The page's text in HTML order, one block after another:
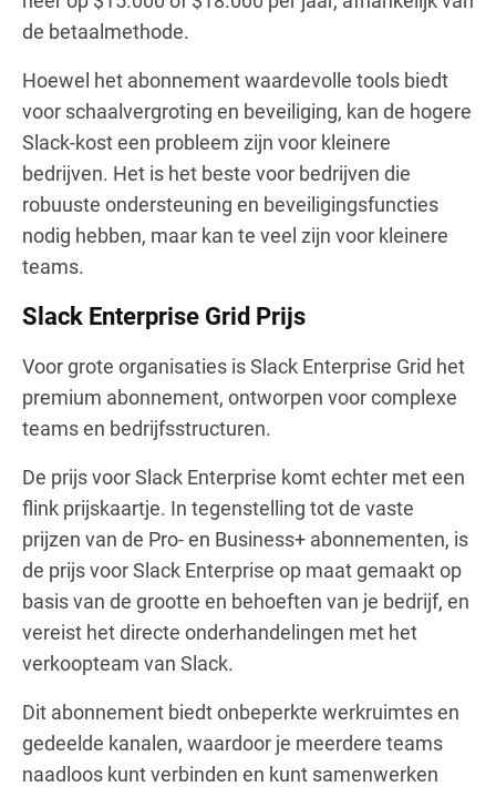
de betaalmethode.
Hoewel het abonnement waardevolle tools biedt
voor schaalvergroting en beveiliging, kan de hogere
Slack-kost een probleem zijn voor kleinere
bedrijven. Het is het beste voor bedrijven die
robuuste ondersteuning en beveiligingsfuncties
nodig hebben, maar kan te veel zijn voor kleinere
teams.
Slack Enterprise Grid Prijs
Voor grote organisaties is Slack Enterprise Grid het
premium abonnement, ontworpen voor complexe
teams en bedrijfsstructuren.
De prijs voor Slack Enterprise komt echter met een
flink prijskaartje. In tegenstelling tot de vaste
prijzen van de Pro- en Business+ abonnementen, is
de prijs voor Slack Enterprise op maat gemaakt op
basis van de grootte en behoeften van je bedrijf, en
vereist het directe onderhandelingen met het
verkoopteam van Slack.
Dit abonnement biedt onbeperkte werkruimtes en
gedeelde kanalen, waardoor je meerdere teams
naadloos kunt verbinden en kunt samenwerken